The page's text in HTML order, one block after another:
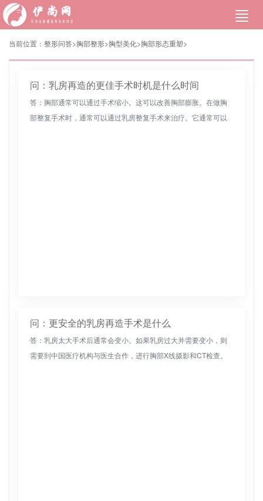
当前位置： 整形问答>胸部整形>胸型美化>胸部形态重塑>
问：乳房再造的更佳手术时机是什么时间
答：胸部通常可以通过手术缩小。这可以改善胸部膨胀。在做胸
部整复手术时，通常可以通过乳房整复手术来治疗。它通常可以
问：更安全的乳房再造手术是什么
答：乳房太大手术后通常会变小。如果乳房过大并需要变小，则
需要到中国医疗机构与医生合作，进行胸部X线摄影和CT检查。